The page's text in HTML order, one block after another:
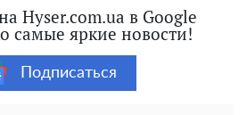
Hyser.com.ua в Google
самые яркие новости!
Подписаться